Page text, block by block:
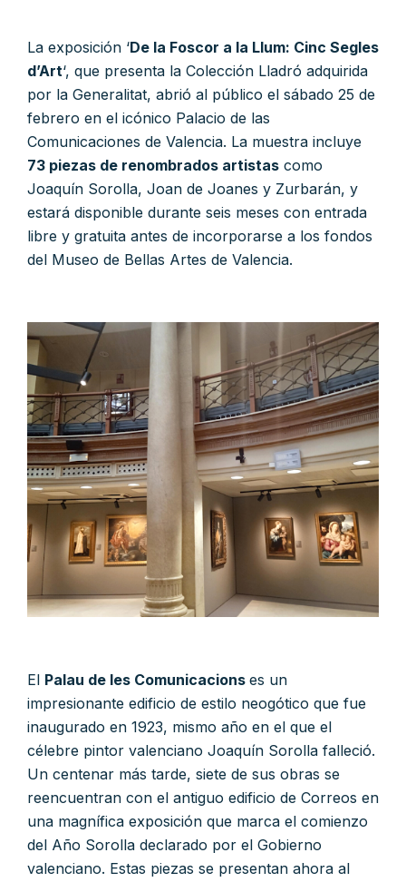
La exposición ‘De la Foscor a la Llum: Cinc Segles
d’Art‘, que presenta la Colección Lladró adquirida
por la Generalitat, abrió al público el sábado 25 de
febrero en el icónico Palacio de las
Comunicaciones de Valencia. La muestra incluye
73 piezas de renombrados artistas como
Joaquín Sorolla, Joan de Joanes y Zurbarán, y
estará disponible durante seis meses con entrada
libre y gratuita antes de incorporarse a los fondos
del Museo de Bellas Artes de Valencia.
El Palau de les Comunicacions es un
impresionante edificio de estilo neogótico que fue
inaugurado en 1923, mismo año en el que el
célebre pintor valenciano Joaquín Sorolla falleció.
Un centenar más tarde, siete de sus obras se
reencuentran con el antiguo edificio de Correos en
una magnífica exposición que marca el comienzo
del Año Sorolla declarado por el Gobierno
valenciano. Estas piezas se presentan ahora al